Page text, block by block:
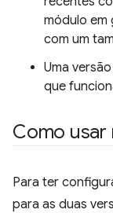
módulo em
com um
Uma
que
Como usar
Para ter
para as duas